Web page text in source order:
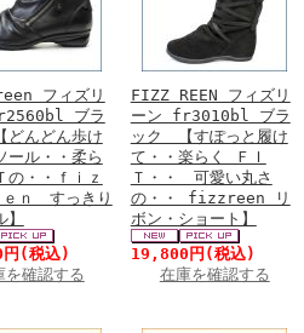
フィズリ
ブラ
んどん歩け
ール・・柔ら
の・・ｆｉｚ
ｅｎ すっきり
(税込)
を確認する
FIZZ REEN フィズリ
ーン fr3010bl ブラ
ック 【すぽっと履け
て・・楽らく ＦＩ
Ｔ・・ 可愛い丸さ
の・・ fizzreen リ
ボン・ショート】
19,800円 (税込)
在庫を確認する